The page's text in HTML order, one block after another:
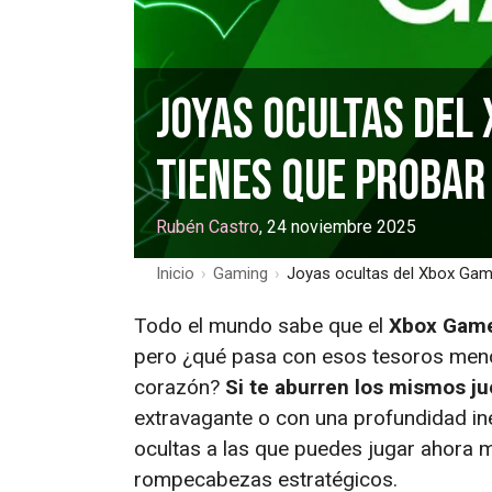
Joyas ocultas del
tienes que probar
Rubén Castro, 24 noviembre 2025
Inicio › Gaming › Joyas ocultas del Xbox
Todo el mundo sabe que el Xbox
pero ¿qué pasa con esos tesoros
corazón? Si te aburren los mismos
extravagante o con una profundidad
ocultas a las que puedes jugar ahora
rompecabezas estratégicos.